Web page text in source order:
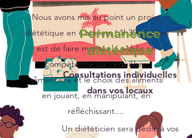
Nous avons mis au point un projet
diététique en 4 ateliers ( 1h30). L'idée
est de faire monter le public en
compétence sur l'équilibre
alimentaire et le choix des aliments
en jouant, en manipulant, en
réfléchissant....
Permanence
diététique
Consultations individuelles
dans vos locaux
Un diététicien sera dédié à vos